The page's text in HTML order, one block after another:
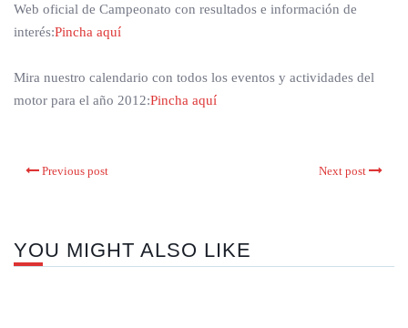
Web oficial de Campeonato con resultados e información de
interés:Pincha aquí
Mira nuestro calendario con todos los eventos y actividades del
motor para el año 2012:Pincha aquí
Previous post Next post
YOU MIGHT ALSO LIKE